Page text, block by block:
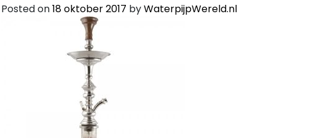
Posted on18 oktober 2017 byWaterpijpWereld.nl